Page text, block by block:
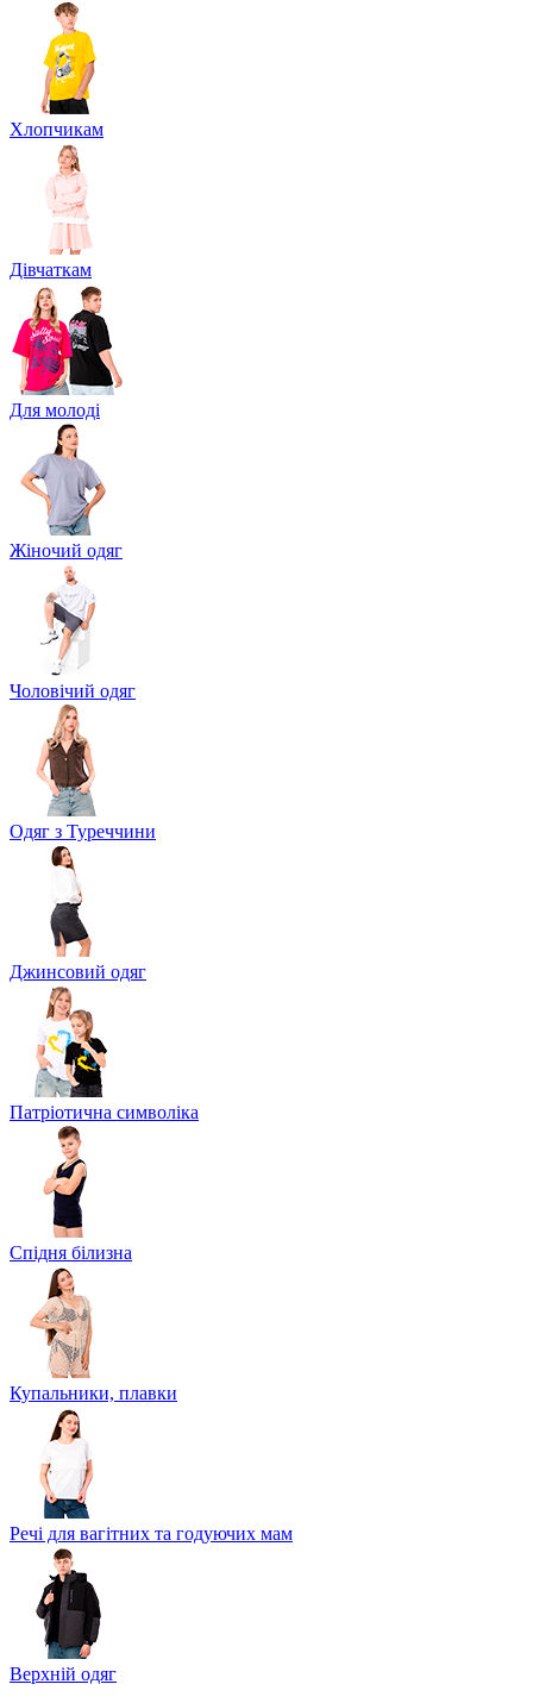
Хлопчикам
Дівчаткам
Для молоді
Жіночий одяг
Чоловічий одяг
Одяг з Туреччини
Джинсовий одяг
Патріотична символіка
Спідня білизна
Купальники, плавки
Речі для вагітних та годуючих мам
Верхній одяг